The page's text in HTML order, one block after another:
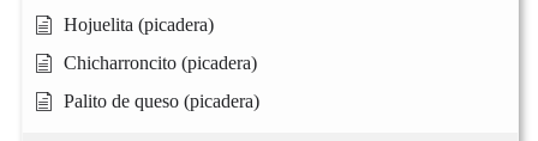
Hojuelita (picadera)
Chicharroncito (picadera)
Palito de queso (picadera)